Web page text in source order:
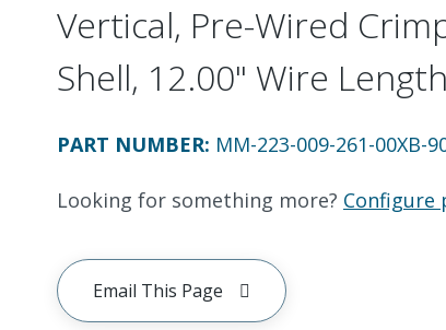
Vertical, Pre-Wired
Shell, 12.00" Wire
PART NUMBER: MM-223-009-261-00XB-
Looking for something more? Configure
Email This Page